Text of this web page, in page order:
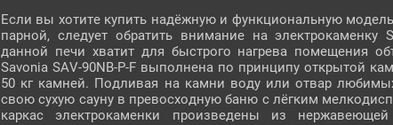
Если вы хотите купить надёжную и функциональную
парной, следует обратить внимание на электрокаменку
данной печи хватит для быстрого нагрева помещения
Savonia SAV-90NB-P-F выполнена по принципу открытой
50 кг камней. Подливая на камни воду или отвар
свою сухую сауну в превосходную баню с лёгким
каркас электрокаменки произведены из